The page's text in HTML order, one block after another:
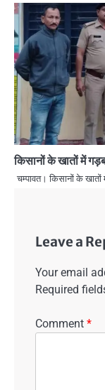
किसानों के खातों में
चम्पावत। किसानों के
Leave a
Your email
Required
Comment *